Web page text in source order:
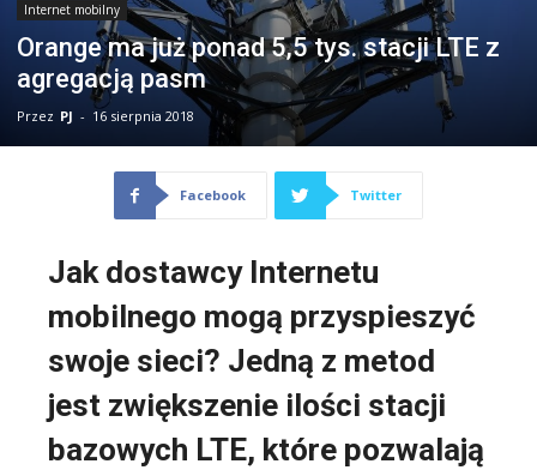
Internet mobilny
Orange ma już ponad 5,5 tys. stacji LTE z
agregacją pasm
Przez PJ - 16 sierpnia 2018
Facebook Twitter
Jak dostawcy Internetu
mobilnego mogą przyspieszyć
swoje sieci? Jedną z metod
jest zwiększenie ilości stacji
bazowych LTE, które pozwalają